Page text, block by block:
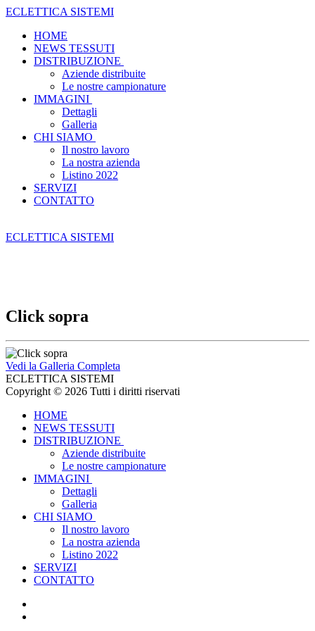
ECLETTICA SISTEMI
HOME
NEWS TESSUTI
DISTRIBUZIONE
Aziende distribuite
Le nostre campionature
IMMAGINI
Dettagli
Galleria
CHI SIAMO
Il nostro lavoro
La nostra azienda
Listino 2022
SERVIZI
CONTATTO
ECLETTICA SISTEMI
Click sopra
Vedi la Galleria Completa
ECLETTICA SISTEMI
Copyright © 2026 Tutti i diritti riservati
HOME
NEWS TESSUTI
DISTRIBUZIONE
Aziende distribuite
Le nostre campionature
IMMAGINI
Dettagli
Galleria
CHI SIAMO
Il nostro lavoro
La nostra azienda
Listino 2022
SERVIZI
CONTATTO